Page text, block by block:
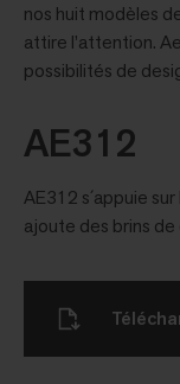
nos huit modèles
attire l’attention.
possibilités de
AE312
AE312 s´appuie
ajoute des brins